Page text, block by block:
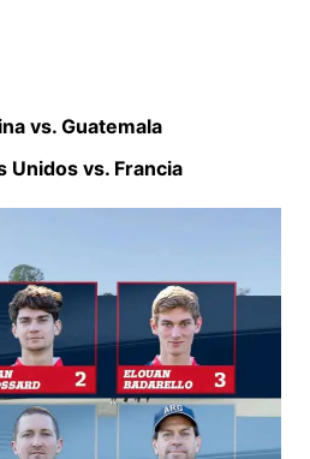
vs. Guatemala
Unidos vs. Francia